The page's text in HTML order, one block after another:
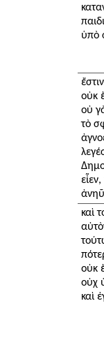
ὑπὸ
οὐκ
οὐ
τὸ
καὶ
οὐκ
οὐχ
καὶ